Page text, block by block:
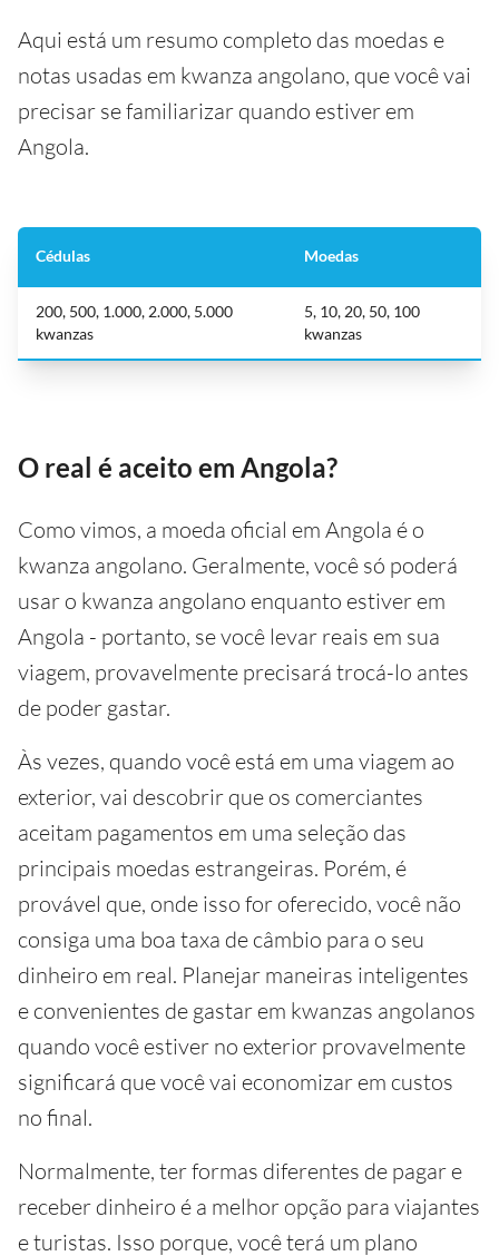
Aqui está um resumo completo das moedas e
notas usadas em kwanza angolano, que você vai
precisar se familiarizar quando estiver em
Angola.
Cédulas Moedas
200, 500, 1.000, 2.000, 5.000
kwanzas
5, 10, 20, 50, 100
kwanzas
O real é aceito em Angola?
Como vimos, a moeda oficial em Angola é o
kwanza angolano. Geralmente, você só poderá
usar o kwanza angolano enquanto estiver em
Angola - portanto, se você levar reais em sua
viagem, provavelmente precisará trocá-lo antes
de poder gastar.
Às vezes, quando você está em uma viagem ao
exterior, vai descobrir que os comerciantes
aceitam pagamentos em uma seleção das
principais moedas estrangeiras. Porém, é
provável que, onde isso for oferecido, você não
consiga uma boa taxa de câmbio para o seu
dinheiro em real. Planejar maneiras inteligentes
e convenientes de gastar em kwanzas angolanos
quando você estiver no exterior provavelmente
significará que você vai economizar em custos
no final.
Normalmente, ter formas diferentes de pagar e
receber dinheiro é a melhor opção para viajantes
e turistas. Isso porque, você terá um plano